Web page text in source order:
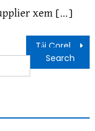
xem […]